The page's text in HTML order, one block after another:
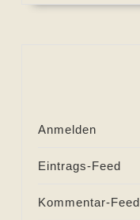
Anmelden
Eintrags-Feed
Kommentar-Feed